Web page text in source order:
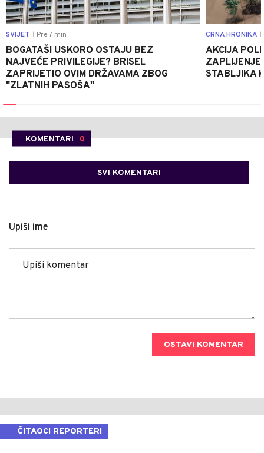
SVIJET Pre 7 min
BOGATAŠI USKORO OSTAJU BEZ
NAJVEĆE PRIVILEGIJE? BRISEL
ZAPRIJETIO OVIM DRŽAVAMA ZBOG
"ZLATNIH PASOŠA"
CRNA HRONIKA
AKCIJA
STABLJIKA
KOMENTARI 0
SVI KOMENTARI
Upiši ime
OSTAVI KOMENTAR
ČITAOCI REPORTERI